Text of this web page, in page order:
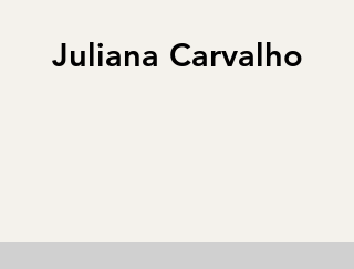
Juliana Carvalho